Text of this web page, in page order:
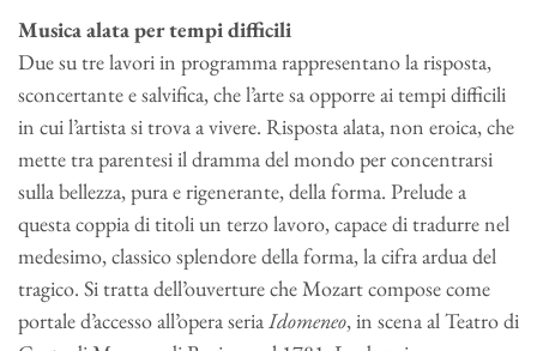
Musica alata per tempi difficili
Due su tre lavori in programma rappresentano la risposta,
sconcertante e salvifica, che l’arte sa opporre ai tempi difficili
in cui l’artista si trova a vivere. Risposta alata, non eroica, che
mette tra parentesi il dramma del mondo per concentrarsi
sulla bellezza, pura e rigenerante, della forma. Prelude a
questa coppia di titoli un terzo lavoro, capace di tradurre nel
medesimo, classico splendore della forma, la cifra ardua del
tragico. Si tratta dell’ouverture che Mozart compose come
portale d’accesso all’opera seriaIdomeneo, in scena al Teatro di